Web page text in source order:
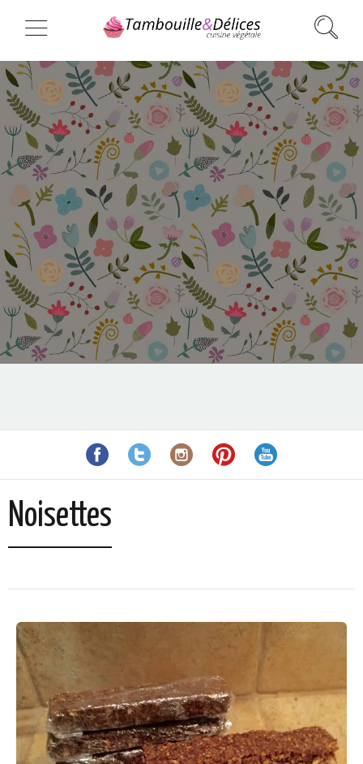
Noisettes